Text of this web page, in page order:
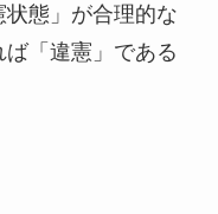
態」が合理的な
「違憲」である